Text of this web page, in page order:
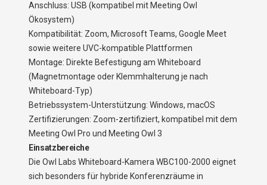
Anschluss: USB (kompatibel mit Meeting Owl
Ökosystem)
Kompatibilität: Zoom, Microsoft Teams, Google Meet
sowie weitere UVC-kompatible Plattformen
Montage: Direkte Befestigung am Whiteboard
(Magnetmontage oder Klemmhalterung je nach
Whiteboard-Typ)
Betriebssystem-Unterstützung: Windows, macOS
Zertifizierungen: Zoom-zertifiziert, kompatibel mit dem
Meeting Owl Pro und Meeting Owl 3
Einsatzbereiche
Die Owl Labs Whiteboard-Kamera WBC100-2000 eignet
sich besonders für hybride Konferenzräume in